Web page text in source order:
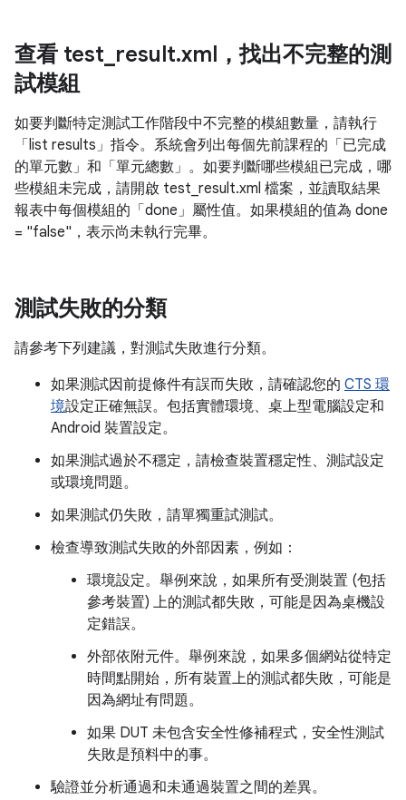
查看 test result.xml，找出不完整的測
試模組
如要判斷特定測試工作階段中不完整的模組數量，請執行
「list results」指令。系統會列出每個先前課程的「已完成
的單元數」和「單元總數」。如要判斷哪些模組已完成，哪
些模組未完成，請開啟 test_result.xml 檔案，並讀取結果
報表中每個模組的「done」屬性值。如果模組的值為 done
= "false"，表示尚未執行完畢。
測試失敗的分類
請參考下列建議，對測試失敗進行分類。
如果測試因前提條件有誤而失敗，請確認您的 CTS 環
境設定正確無誤。包括實體環境、桌上型電腦設定和
Android 裝置設定。
如果測試過於不穩定，請檢查裝置穩定性、測試設定
或環境問題。
如果測試仍失敗，請單獨重試測試。
檢查導致測試失敗的外部因素，例如：
環境設定。舉例來說，如果所有受測裝置 (包括
參考裝置) 上的測試都失敗，可能是因為桌機設
定錯誤。
外部依附元件。舉例來說，如果多個網站從特定
時間點開始，所有裝置上的測試都失敗，可能是
因為網址有問題。
如果 DUT 未包含安全性修補程式，安全性測試
失敗是預料中的事。
驗證並分析通過和未通過裝置之間的差異。